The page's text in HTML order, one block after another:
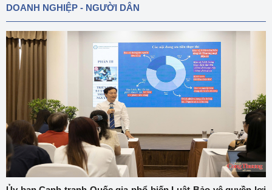
DOANH NGHIỆP - NGƯỜI DÂN